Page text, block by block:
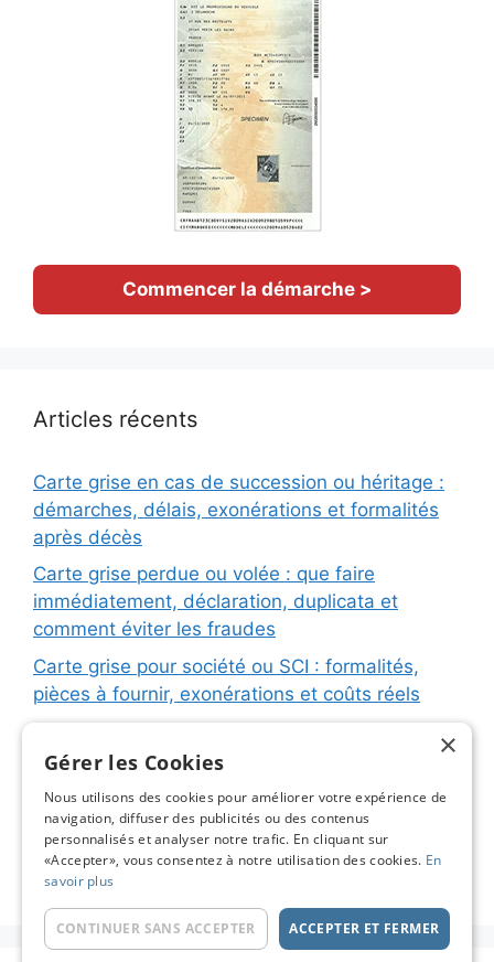
Commencer la démarche >
Articles récents
Carte grise en cas de succession ou héritage :
démarches, délais, exonérations et formalités
après décès
Carte grise perdue ou volée : que faire
immédiatement, déclaration, duplicata et
comment éviter les fraudes
Carte grise pour société ou SCI : formalités,
pièces à fournir, exonérations et coûts réels
immatriculation, fiche d’identification, plaques
Changement de titulaire carte grise : étapes
détaillées, coûts réels et astuces pour éviter les
pièges
×
Gérer les Cookies
Nous utilisons des cookies pour améliorer votre expérience de
navigation, diffuser des publicités ou des contenus
personnalisés et analyser notre trafic. En cliquant sur
«Accepter», vous consentez à notre utilisation des cookies. En
savoir plus
ACCEPTER ET FERMER
CONTINUER SANS ACCEPTER